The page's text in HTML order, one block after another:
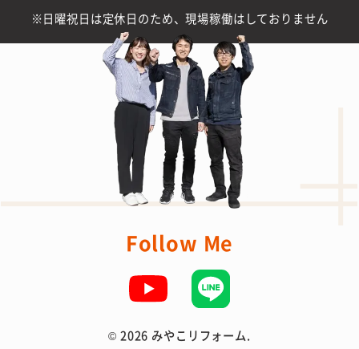
日曜祝日は定休日のため、現場稼働はしておりません
Follow Me
© 2026 みやこリフォーム.